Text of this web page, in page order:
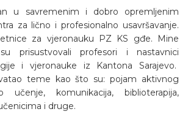
u savremenim i dobro opremljenim
za lično i profesionalno usavršavanje.
za vjeronauku PZ KS gđe. Mine
prisustvovali profesori i nastavnici
ivjeronauke iz Kantona Sarajevo.
teme kao što su: pojam aktivnog
učenje, komunikacija, biblioterapija,
i druge.